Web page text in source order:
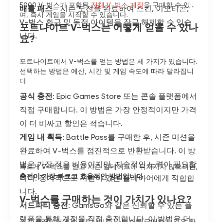
배틀 패스— 시즌 도전을 완료하여 스킨, 이모티콘,
V-벅스 환급 및 독점 아이템을 잠금 해제할 수 있습
니다.
5000 V-벅스가 포함된전체 V-벅스 계정을 구매할 수 있으
며, 즉시 게임을 시작할 수 있습니다.
포트나이트 V-벅스는 어떻게 얻을 수 있나
요?
포트나이트에서 V-벅스를 얻는 방법은 세 가지가 있습니다.
선택하는 방법은 예산, 시간 및 게임 속도에 따라 달라집니
다.
공식 충전: Epic Games Store 또는 콘솔 플랫폼에서
직접 구매합니다. 이 방법은 가장 안정적이지만 가격
이 더 비싸고 할인은 적습니다.
게임 내 획득: Battle Pass를 구매한 후, 시즌 미션을
완료하여 V-벅스를 점진적으로 반환받습니다. 이 방
법은 가장 적은 비용이지만, 지속적인 노력이 필요합
니다. 장기적으로 시간이 있는 플레이어에게 적합합
니다.
서드파티 충전: GamsGo와 같은 신뢰할 수 있는 플
랫폼을 통해 계정을 직접 충전합니다. 이 방법은 더
빠르게 V-벅스를 얻고 시즌 업데이트에 뒤처지지 않으려면,
충전이 가장 빠르고 효율적인 방법입니다.
V-벅스를 구매하는 것이 가치가 있나요?